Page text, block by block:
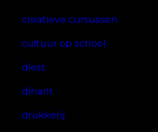
creatieve cursussen
cultuur op school
diest
dinant
drukkerij